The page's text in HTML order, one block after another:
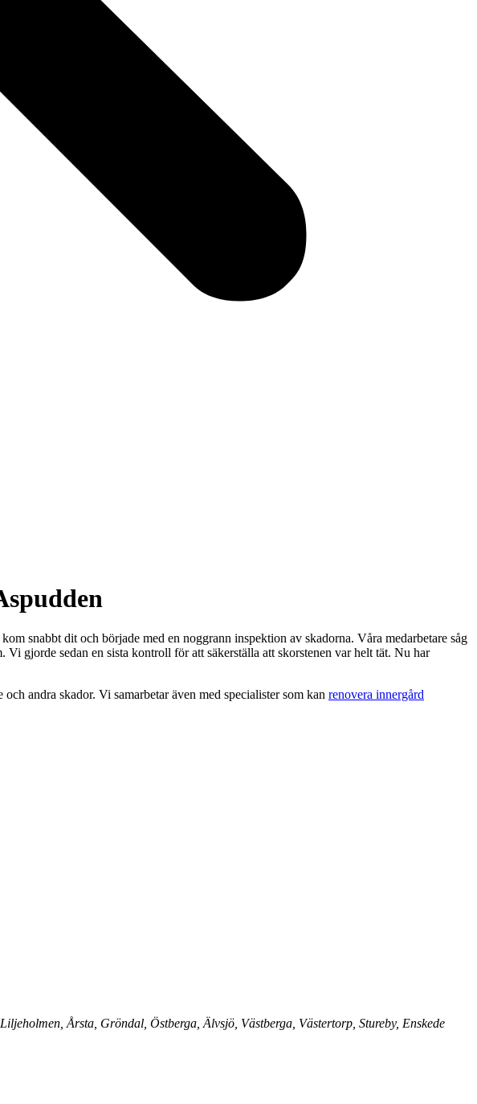
snabbt dit och började med en noggrann inspektion av skadorna. Våra medarbetare såg
gjorde sedan en sista kontroll för att säkerställa att skorstenen var helt tät. Nu har
andra skador. Vi samarbetar även med specialister som kan renovera innergård
Årsta, Gröndal, Östberga, Älvsjö, Västberga, Västertorp, Stureby, Enskede